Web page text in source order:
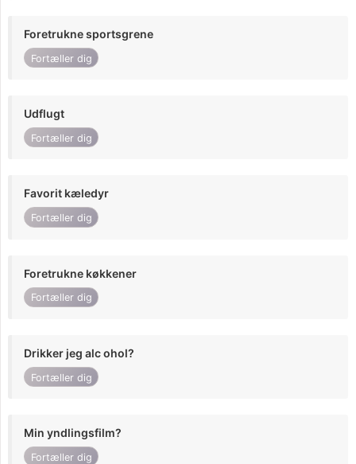
Foretrukne sportsgrene
Fortæller dig
Udflugt
Fortæller dig
Favorit kæledyr
Fortæller dig
Foretrukne køkkener
Fortæller dig
Drikker jeg alc ohol?
Fortæller dig
Min yndlingsfilm?
Fortæller dig